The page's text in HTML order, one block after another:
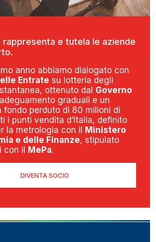
e tutela le aziende
anno abbiamo dialogato con
Entrate su lotteria degli
ottenuto dal Governo
graduali e un
fondo perduto di 80 milioni di
i punti vendita d’Italia, definito
la metrologia con il
Ministero
e delle Finanze, stipulato
con il
MePa.
DIVENTA SOCIO